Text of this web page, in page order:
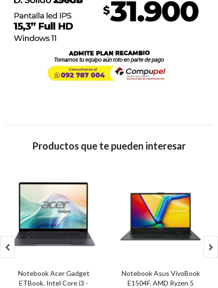
Productos que te pueden interesar
Notebook Acer Gadget
ETBook. Intel Core i3 -
Notebook Asus VivoBook
E1504F. AMD Ryzen 5
 